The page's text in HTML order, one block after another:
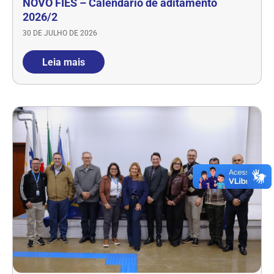
NOVO FIES – Calendário de aditamento
2026/2
30 DE JULHO DE 2026
Leia mais